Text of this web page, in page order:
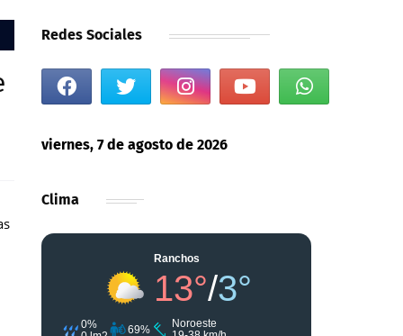
Redes Sociales
viernes, 7 de agosto de 2026
Clima